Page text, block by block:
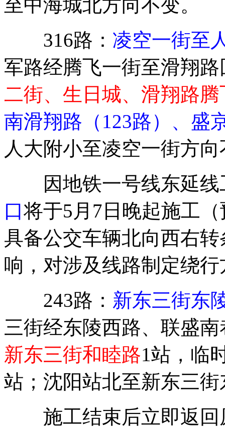
至中海城北方向不变。
316路： 凌空一街至
军路经腾飞一街至滑翔
二街、生日城、滑翔路腾
南滑翔路（123路）、盛
人大附小至凌空一街方
因地铁一号线东延线
口将于5月7日晚起施工
具备公交车辆北向西右
响，对涉及线路制定绕
243路： 新东三街东
三街经东陵西路、联盛
新东三街和睦路1站，临
站；沈阳站北至新东三
施工结束后立即返回